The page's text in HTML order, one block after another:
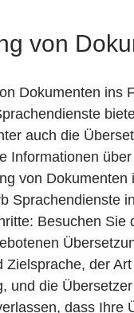
von
Dokumenten ins
auch die
Informationen
von
Sprachendienste
Besuchen
der
und die
dass